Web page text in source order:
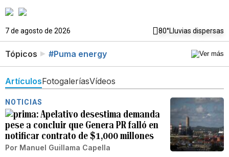
7 de agosto de 2026 80°Lluvias dispersas
Tópicos #Puma energy
ArtículosFotogaleríasVídeos
NOTICIAS
Apelativo desestima demanda
pese a concluir que Genera PR falló en
notificar contrato de $1,000 millones
Por Manuel Guillama Capella